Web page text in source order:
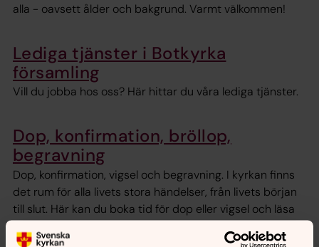
alla - oavsett ålder och bakgrund. Varmt välkommen!
Lediga tjänster i Botkyrka
församling
Vill du jobba hos oss? Här hittar du våra lediga tjänster.
Dop, konfirmation, bröllop,
begravning
Dop, konfirmation, vigsel och begravning. I kyrkan finns
det rum för alla livets stora händelser, från livets början
till slut. Här kan du boka tid för dop eller vigsel och läsa
mer om kyrkans olika förättningar.